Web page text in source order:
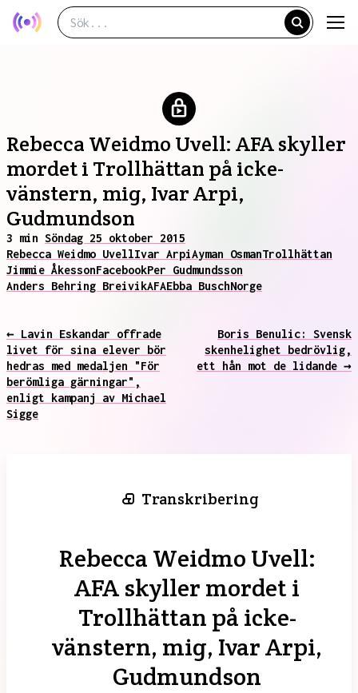
Rebecca Weidmo Uvell: AFA skyller
mordet i Trollhättan på icke-
vänstern, mig, Ivar Arpi,
Gudmundson
3 min Söndag 25 oktober 2015
Rebecca Weidmo UvellIvar ArpiAyman OsmanTrollhättan
Jimmie ÅkessonFacebookPer Gudmundsson
Anders Behring BreivikAFAEbba BuschNorge
← Lavin Eskandar offrade
livet för sina elever bör
hedras med medaljen "För
berömliga gärningar",
enligt kampanj av Michael
Sigge
Boris Benulic: Svensk
skenhelighet bedrövlig,
ett hån mot de lidande →
Transkribering
Rebecca Weidmo Uvell:
AFA skyller mordet i
Trollhättan på icke-
vänstern, mig, Ivar Arpi,
Gudmundson